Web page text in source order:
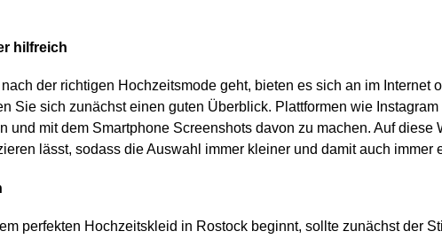
hilfreich
der richtigen Hochzeitsmode geht, bieten es sich an im
Sie sich zunächst einen guten Überblick. Plattformen wie
und mit dem Smartphone Screenshots davon zu machen. Auf
lässt, sodass die Auswahl immer kleiner und damit auch immer
perfekten Hochzeitskleid in Rostock beginnt, sollte zunächst der